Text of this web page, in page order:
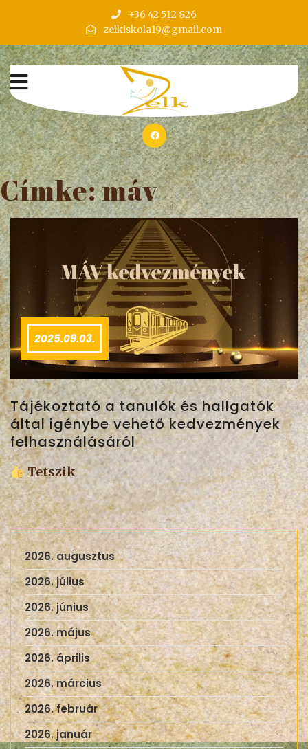
+36 42 512 826
zelkiskola19@gmail.com
Címke:máv
2025.09.03.
Tájékoztató a tanulók és hallgatók
által igénybe vehető kedvezmények
felhasználásáról
Tetszik
2026. augusztus
2026. július
2026. június
2026. május
2026. április
2026. március
2026. február
2026. január